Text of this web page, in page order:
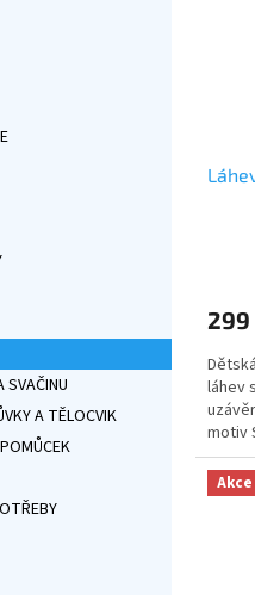
SVAČINU
A TĚLOCVIK
je
z
5
299
láhev
motiv
Akce